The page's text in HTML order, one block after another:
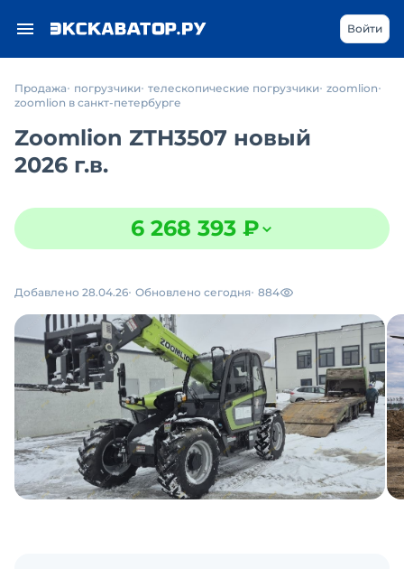
Войти
Продажа погрузчики телескопические погрузчики zoomlion
zoomlion в санкт-петербурге
Zoomlion ZTH3507 новый
2026 г.в.
6 268 393 ₽
Добавлено 28.04.26 Обновлено сегодня 884